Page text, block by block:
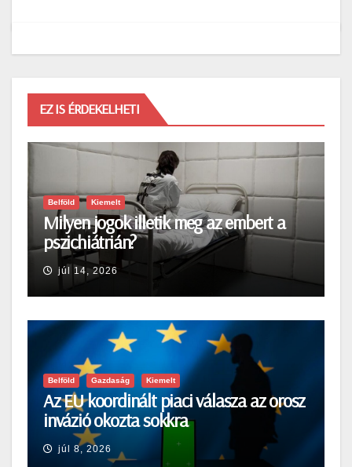
EZ IS ÉRDEKELHETI
Belföld Kiemelt
Milyen jogok illetik meg az embert a
pszichiátrián?
júl 14, 2026
Belföld Gazdaság Kiemelt
Az EU koordinált piaci válasza az orosz
invázió okozta sokkra
júl 8, 2026